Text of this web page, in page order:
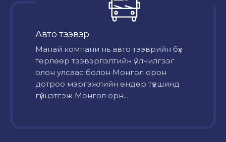
Авто тээвэр
Mанай компани нь авто тээврийн бүх
төрлөөр тээвэрлэлтийн үйлчилгээг
олон улсаас болон Монгол орон
дотроо мэргэжлийн өндөр түвшинд
гүйцэтгэж Монгол орн...